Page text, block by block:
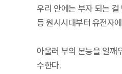
우리 안에는 부자 되는
등 원시시대부터 유전자
아울러 부의 본능을 일깨
수한다.